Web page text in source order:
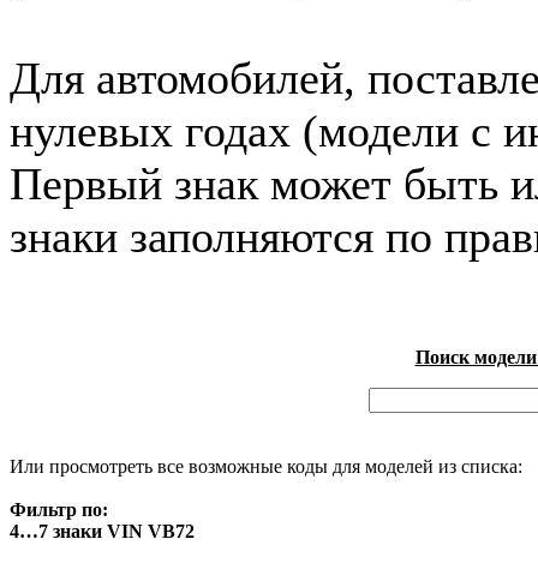
Для автомобилей,
нулевых годах (модели с
Первый знак может быть
знаки заполняются по
Поиск
Или просмотреть все возможные коды для моделей из списка:
Фильтр по:
4…7 знаки VIN VB72